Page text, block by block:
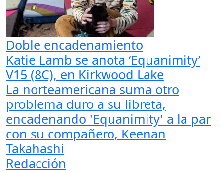
Doble encadenamiento
Katie Lamb se anota ‘Equanimity’
V15 (8C), en Kirkwood Lake
La norteamericana suma otro
problema duro a su libreta,
encadenando 'Equanimity' a la par
con su compañero, Keenan
Takahashi
Redacción